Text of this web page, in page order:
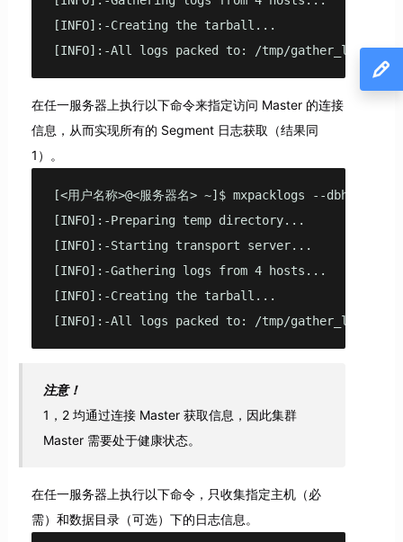
[INFO]:-Creating the tarball...
[INFO]:-All logs packed to: /tmp/
在任一服务器上执行以下命令来指定访问 Master 的连接
信息，从而实现所有的 Segment 日志获取（结果同
1）。
[<用户名称>@<服务器名> ~]$ mxpacklogs --dbhost
[INFO]:-Preparing temp directory...
[INFO]:-Starting transport server...
[INFO]:-Gathering logs from 4 hosts...
[INFO]:-Creating the tarball...
[INFO]:-All logs packed to: /tmp/
注意！
1，2 均通过连接 Master 获取信息，因此集群
Master 需要处于健康状态。
在任一服务器上执行以下命令，只收集指定主机（必
需）和数据目录（可选）下的日志信息。